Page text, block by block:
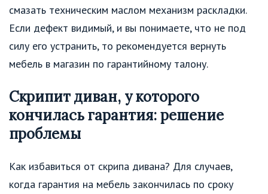
смазать техническим маслом механизм раскладки.
Если дефект видимый, и вы понимаете, что не под
силу его устранить, то рекомендуется вернуть
мебель в магазин по гарантийному талону.
Скрипит диван, у которого
кончилась гарантия: решение
проблемы
Как избавиться от скрипа дивана? Для случаев,
когда гарантия на мебель закончилась по сроку